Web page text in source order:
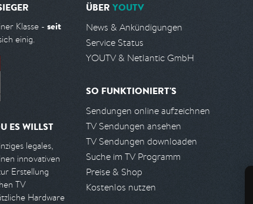
Klasse - seit
einig.
ES WILLST
legales,
innovativen
Erstellung
TV
Hardware
ÜBER YOUTV
News & Ankündigungen
Service Status
YOUTV & Netlantic GmbH
SO FUNKTIONIERT'S
Sendungen online aufzeichnen
TV Sendungen ansehen
TV Sendungen downloaden
Suche im TV Programm
Preise & Shop
Kostenlos nutzen